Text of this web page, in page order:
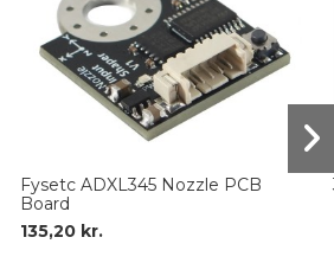
Fysetc ADXL345 Nozzle PCB
Board
135,20 kr.